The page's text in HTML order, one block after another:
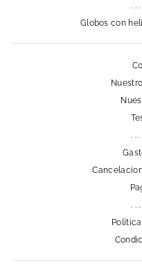
. .
Globos con
. .
. .